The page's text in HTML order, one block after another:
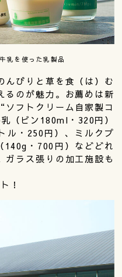
乳を使った乳製品
んびりと草を食（は）む
るのが魅力。お薦めは新
フトクリーム自家製コ
（ビン180ml・320円）
ル・250円）、ミルクプ
140g・700円）などどれ
ガラス張りの加工施設も
！